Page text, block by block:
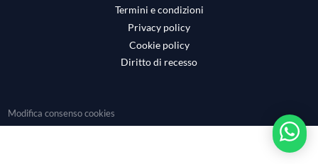
Modifica consenso cookies
Termini e condizioni
Privacy policy
Cookie policy
Diritto di recesso